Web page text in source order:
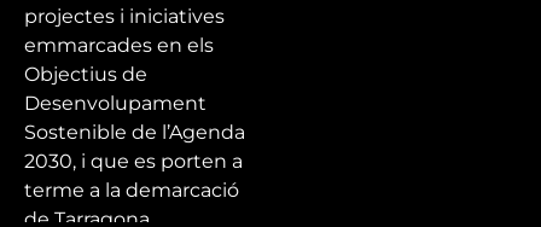
projectes i iniciatives
emmarcades en els
Objectius de
Desenvolupament
Sostenible de l’Agenda
2030, i que es porten a
terme a la demarcació
de Tarragona.